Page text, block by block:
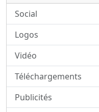
Social
Logos
Vidéo
Téléchargements
Publicités